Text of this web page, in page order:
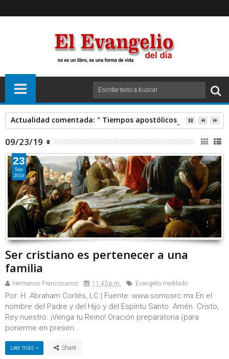
Actualidad comentada: " Tiempos apostólicos" Padre
09/23/19
Ser cristiano es pertenecer a una
familia
Hermanos Franciscanos 11:43 p.m. Evangelio meditado
Por: H. Abraham Cortés, LC | Fuente: www.somosrc.mx En el
nombre del Padre y del Hijo y del Espíritu Santo. Amén. Cristo,
Rey nuestro. ¡Venga tu Reino! Oración preparatoria (para
ponerme en presen...
Leer más »
23
Sep
2019